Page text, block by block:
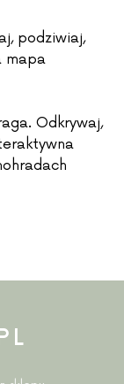
podziwiaj,
mapa
177,00zł.137,00zł.
Odkrywaj,
237,00zł.157,00zł.